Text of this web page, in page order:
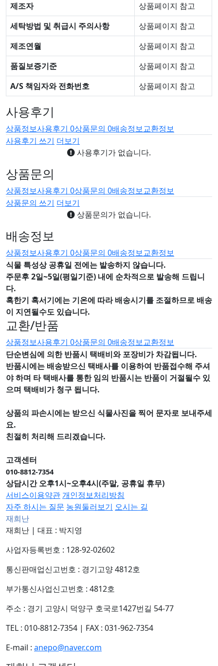
제조자
상품페이지 참고
세탁방법 및 취급시 주의사항
상품페이지 참고
제조연월
상품페이지 참고
품질보증기준
상품페이지 참고
A/S 책임자와 전화번호
상품페이지 참고
사용후기
상품정보사용후기 0상품문의 0배송정보교환정보
사용후기 쓰기 더보기
사용후기가 없습니다.
상품문의
상품정보사용후기 0상품문의 0배송정보교환정보
상품문의 쓰기 더보기
상품문의가 없습니다.
배송정보
상품정보사용후기 0상품문의 0배송정보교환정보
식물 특성상 공휴일 전에는 발송하지 않습니다.
주문후 2일~5일(평일기준) 내에 순차적으로 발송해 드립니
다.
혹한기 혹서기에는 기온에 따라 배송시기를 조절하므로 배송
이 지연될수도 있습니다.
교환/반품
상품정보사용후기 0상품문의 0배송정보교환정보
단순변심에 의한 반품시 택배비와 포장비가 차감됩니다.
반품시에는 배송받으신 택배사를 이용하여 반품접수해 주셔
야 하며 타 택배사를 통한 임의 반품시는 반품이 거절될수 있
으며 택배비가 청구 됩니다.
상품의 파손시에는 받으신 식물사진을 찍어 문자로 보내주세
요.
친절히 처리해 드리겠습니다.
고객센터
010-8812-7354
상담시간 오후1시~오후4시(주말, 공휴일 휴무)
서비스이용약관 개인정보처리방침
자주 하시는 질문 농원둘러보기 오시는 길
재희난
재희난 | 대표 : 박지영
사업자등록번호 : 128-92-02602
통신판매업신고번호 : 경기고양 4812호
부가통신사업신고번호 : 4812호
주소 : 경기 고양시 덕양구 호국로1427번길 54-77
TEL : 010-8812-7354 | FAX : 031-962-7354
E-mail : anepo@naver.com